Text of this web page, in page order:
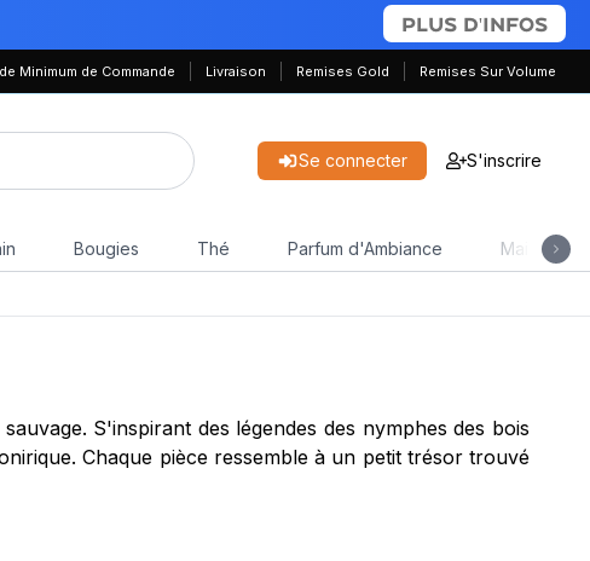
PLUS D'INFOS
Minimum de Commande Livraison Remises Gold Remises Sur Volume
Se connecter S'inscrire
Bougies Thé Parfum d'Ambiance Maison &
S'inspirant des légendes des nymphes des bois
Chaque pièce ressemble à un petit trésor trouvé